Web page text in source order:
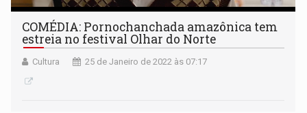
COMÉDIA: Pornochanchada amazônica tem
estreia no festival Olhar do Norte
Cultura 25 de Janeiro de 2022 às 07:17